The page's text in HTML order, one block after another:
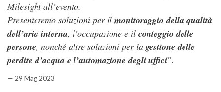
Milesight all’evento.
Presenteremo soluzioni per il monitoraggio della qualità
dell’aria interna, l’occupazione e il conteggio delle
persone, nonché altre soluzioni per la gestione delle
perdite d’acqua e l’automazione degli uffici”.
— 29 Mag 2023